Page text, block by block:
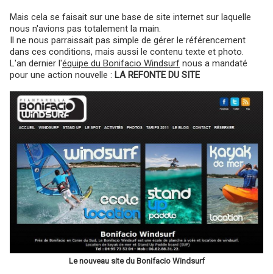
Mais cela se faisait sur une base de site internet sur laquelle
nous n'avions pas totalement la main.
Il ne nous parraissait pas simple de gérer le référencement
dans ces conditions, mais aussi le contenu texte et photo.
L'an dernier l'équipe du Bonifacio Windsurf nous a mandaté
pour une action nouvelle : LA REFONTE DU SITE
Le nouveau site du Bonifacio Windsurf